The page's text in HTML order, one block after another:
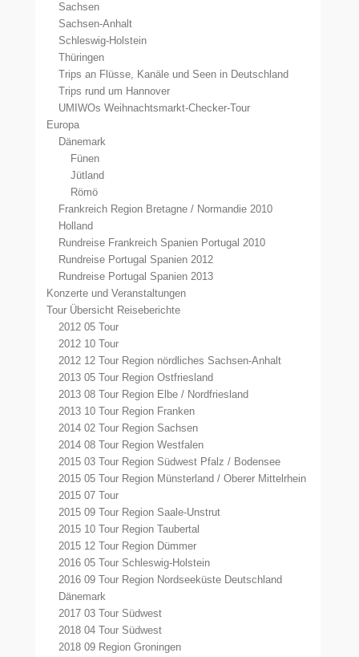
Sachsen
Sachsen-Anhalt
Schleswig-Holstein
Thüringen
Trips an Flüsse, Kanäle und Seen in Deutschland
Trips rund um Hannover
UMIWOs Weihnachtsmarkt-Checker-Tour
Europa
Dänemark
Fünen
Jütland
Römö
Frankreich Region Bretagne / Normandie 2010
Holland
Rundreise Frankreich Spanien Portugal 2010
Rundreise Portugal Spanien 2012
Rundreise Portugal Spanien 2013
Konzerte und Veranstaltungen
Tour Übersicht Reiseberichte
2012 05 Tour
2012 10 Tour
2012 12 Tour Region nördliches Sachsen-Anhalt
2013 05 Tour Region Ostfriesland
2013 08 Tour Region Elbe / Nordfriesland
2013 10 Tour Region Franken
2014 02 Tour Region Sachsen
2014 08 Tour Region Westfalen
2015 03 Tour Region Südwest Pfalz / Bodensee
2015 05 Tour Region Münsterland / Oberer Mittelrhein
2015 07 Tour
2015 09 Tour Region Saale-Unstrut
2015 10 Tour Region Taubertal
2015 12 Tour Region Dümmer
2016 05 Tour Schleswig-Holstein
2016 09 Tour Region Nordseeküste Deutschland
Dänemark
2017 03 Tour Südwest
2018 04 Tour Südwest
2018 09 Region Groningen